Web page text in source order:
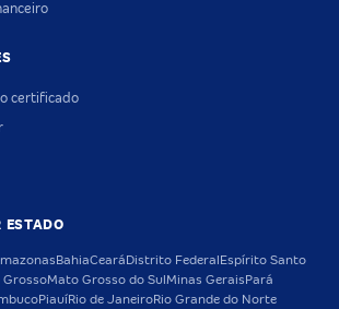
certificado
ESTADO
BahiaCeará Distrito Federal Espírito Santo
GrossoMato Grosso do Sul Minas Gerais Pará
PiauíRio de JaneiroRio Grande do Norte